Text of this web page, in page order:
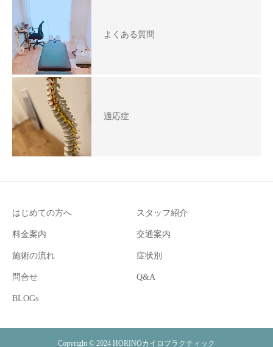
よくある質問
適応症
はじめての方へ スタッフ紹介
料金案内 交通案内
施術の流れ 症状別
問合せ Q&A
BLOGs
Copyright © 2024 HORINOカイロプラクティック